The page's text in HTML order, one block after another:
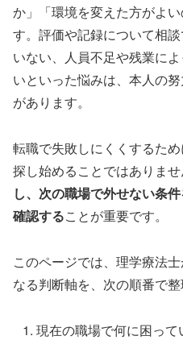
か」「環境を変えた方がよ
す。評価や記録について相
いない、人員不足や残業に
いといった悩みは、本人の
があります。
転職で失敗しにくくするた
探し始めることではありま
し、次の職場で外せない条
確認することが重要です。
このページでは、理学療法
なる判断軸を、次の順番で整
現在の職場で何に困って